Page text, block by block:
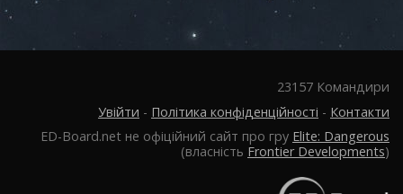
23157 Командири
Увійти - Політика конфіденційності - Контакти
ED-Board.net не офіційний сайт про гру Elite: Dangerous
(власність Frontier Developments)